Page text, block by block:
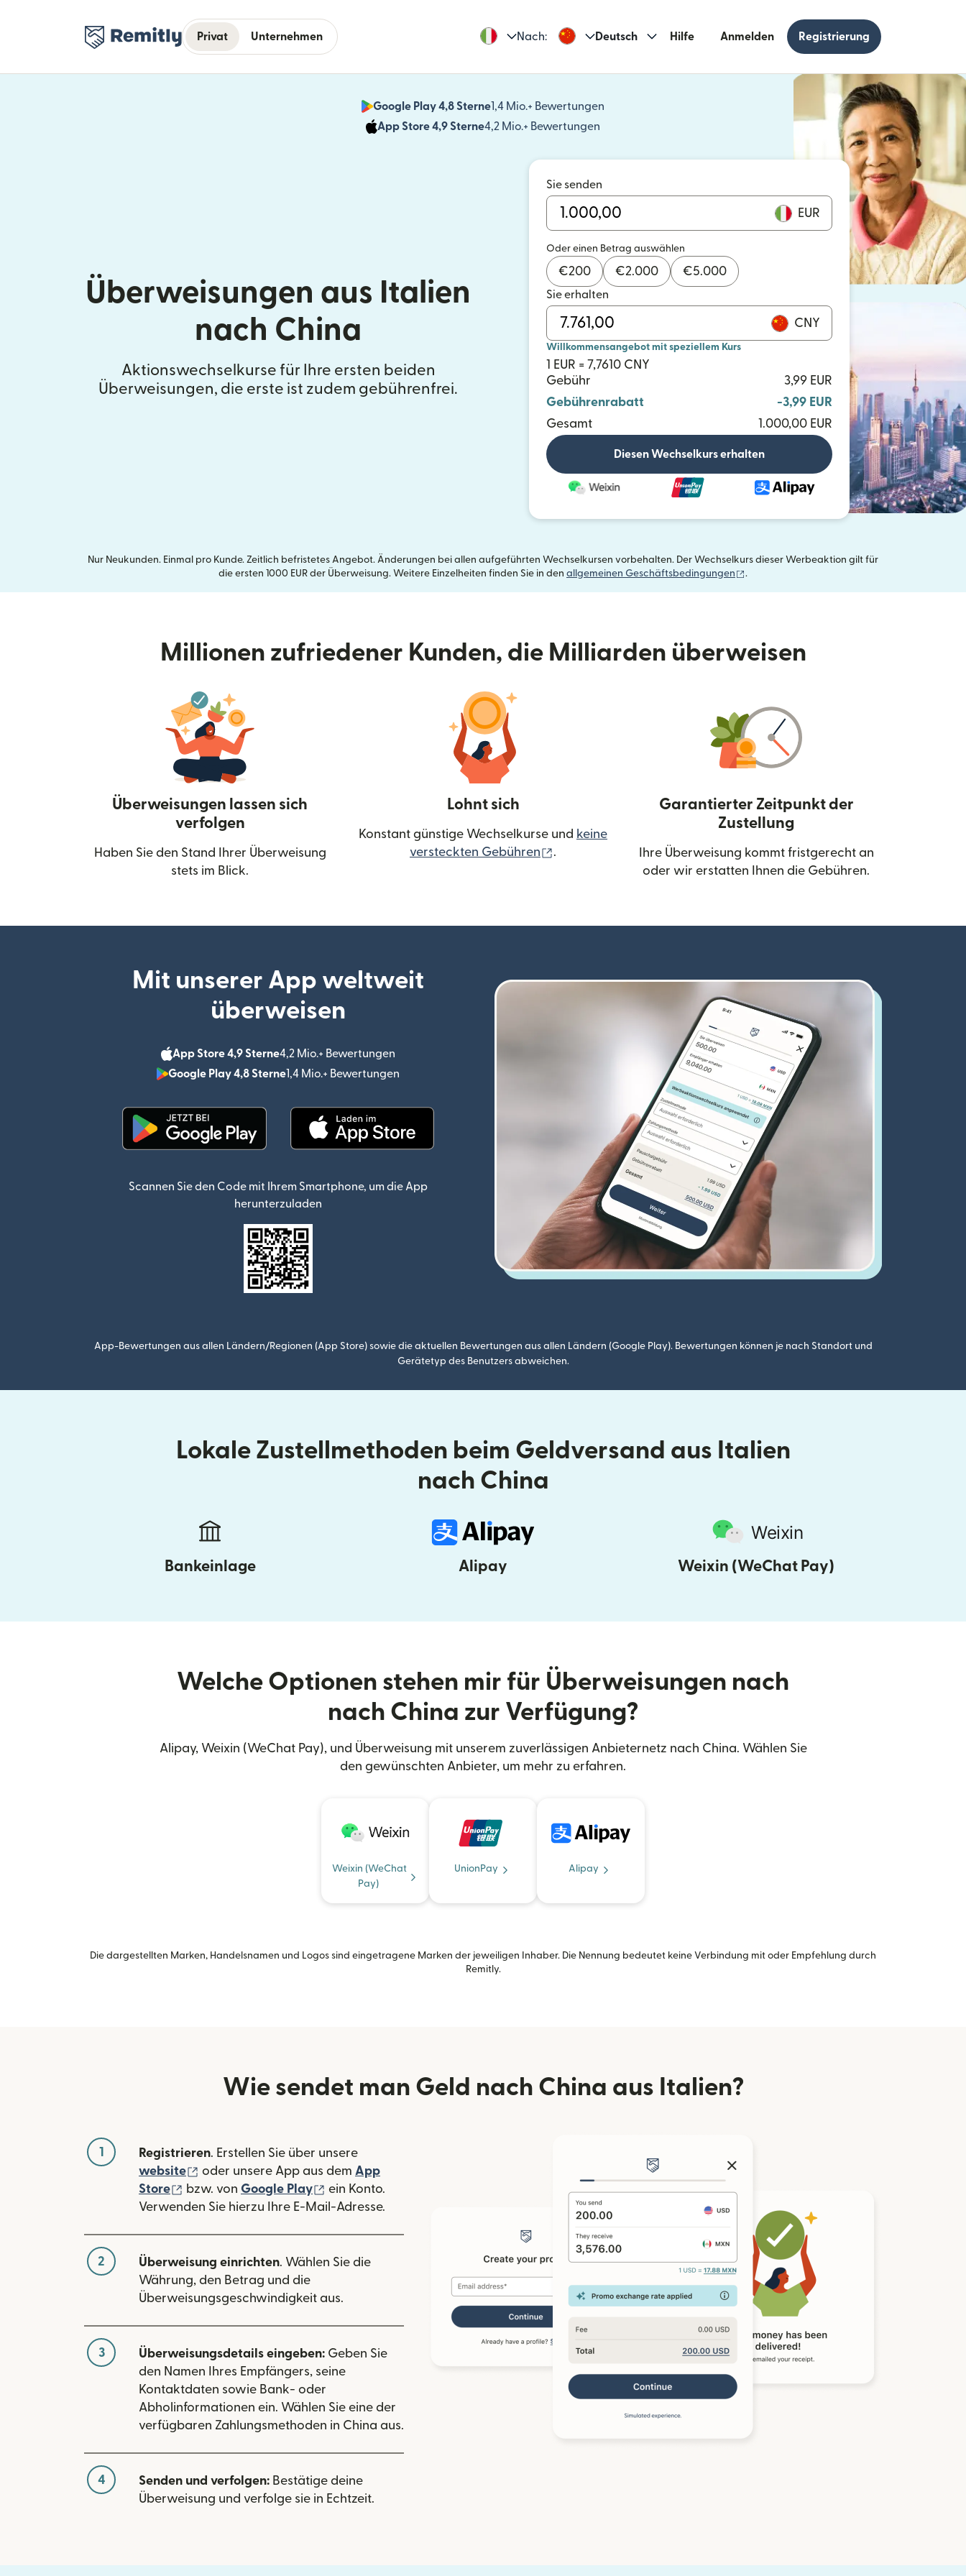
Privat Unternehmen Nach: Deutsch Hilfe Anmelden Registrierung
Google Play 4,8 Sterne1,4 Mio.+ Bewertungen
(wird in einem neuen Fenster geöffnet)
App Store 4,9 Sterne4,2 Mio.+ Bewertungen
Überweisungen aus Italien
nach China
Aktionswechselkurse für Ihre ersten beiden
Überweisungen, die erste ist zudem gebührenfrei.
Sie senden
EUR
Oder einen Betrag auswählen
€200 €2.000 €5.000
Sie erhalten
CNY
Willkommensangebot mit speziellem Kurs
1 EUR = 7,7610 CNY
Gebühr
3,99 EUR
Gebührenrabatt
-3,99 EUR
Gesamt
1.000,00 EUR
Diesen Wechselkurs erhalten
Nur Neukunden. Einmal pro Kunde. Zeitlich befristetes Angebot. Änderungen bei allen aufgeführten Wechselkursen vorbehalten. Der Wechselkurs dieser Werbeaktion gilt für
die ersten 1000 EUR der Überweisung. Weitere Einzelheiten finden Sie in den allgemeinen Geschäftsbedingungen (wird in einem neuen Fenster geöffnet)
.
Millionen zufriedener Kunden, die Milliarden überweisen
Überweisungen lassen sich
verfolgen
Haben Sie den Stand Ihrer Überweisung
stets im Blick.
Lohnt sich
Konstant günstige Wechselkurse und keine
versteckten Gebühren
(wird in einem neuen Fenster geöffnet)
.
Garantierter Zeitpunkt der
Zustellung
Ihre Überweisung kommt fristgerecht an
oder wir erstatten Ihnen die Gebühren.
Mit unserer App weltweit
überweisen
App Store 4,9 Sterne4,2 Mio.+ Bewertungen
Google Play 4,8 Sterne1,4 Mio.+ Bewertungen
Scannen Sie den Code mit Ihrem Smartphone, um die App
herunterzuladen
App-Bewertungen aus allen Ländern/Regionen (App Store) sowie die aktuellen Bewertungen aus allen Ländern (Google Play). Bewertungen können je nach Standort und
Gerätetyp des Benutzers abweichen.
Lokale Zustellmethoden beim Geldversand aus Italien
nach China
Bankeinlage Alipay Weixin (WeChat Pay)
Welche Optionen stehen mir für Überweisungen nach
nach China zur Verfügung?
Alipay, Weixin (WeChat Pay), und Überweisung mit unserem zuverlässigen Anbieternetz nach China. Wählen Sie
den gewünschten Anbieter, um mehr zu erfahren.
Weixin (WeChat
Pay)
UnionPay Alipay
Die dargestellten Marken, Handelsnamen und Logos sind eingetragene Marken der jeweiligen Inhaber. Die Nennung bedeutet keine Verbindung mit oder Empfehlung durch
Remitly.
Wie sendet man Geld nach China aus Italien?
1 Registrieren. Erstellen Sie über unsere
website
(wird in einem neuen Fenster geöffnet)
oder unsere App aus dem App
Store
(wird in einem neuen Fenster geöffnet)
bzw. von Google Play (wird in einem neuen Fenster geöffnet)
ein Konto.
Verwenden Sie hierzu Ihre E-Mail-Adresse.
2 Überweisung einrichten. Wählen Sie die
Währung, den Betrag und die
Überweisungsgeschwindigkeit aus.
3 Überweisungsdetails eingeben: Geben Sie
den Namen Ihres Empfängers, seine
Kontaktdaten sowie Bank- oder
Abholinformationen ein. Wählen Sie eine der
verfügbaren Zahlungsmethoden in China aus.
4 Senden und verfolgen: Bestätige deine
Überweisung und verfolge sie in Echtzeit.